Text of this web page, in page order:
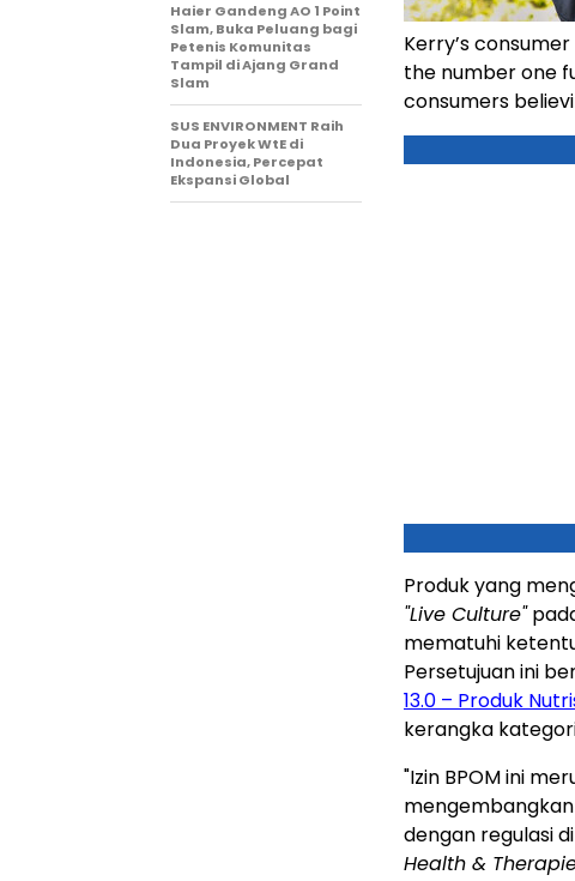
Kerry’s
the number one
consumers
Produk yang
"Live Culture"
mematuhi
Persetujuan ini
13.0 – Produk
kerangka
"Izin BPOM ini
dengan regulasi
Health &
Haier Gandeng AO 1 Point
Slam, Buka Peluang bagi
Petenis Komunitas
Tampil di Ajang Grand
Slam
SUS ENVIRONMENT Raih
Dua Proyek WtE di
Indonesia, Percepat
Ekspansi Global